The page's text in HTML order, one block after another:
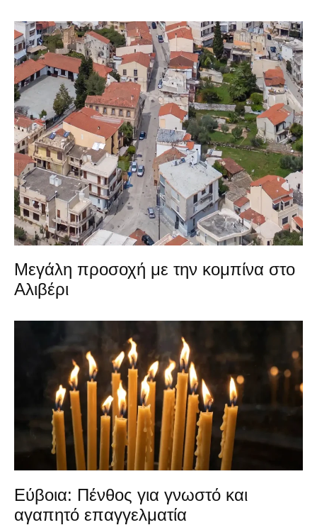
Μεγάλη προσοχή με την κομπίνα στο
Αλιβέρι
Εύβοια: Πένθος για γνωστό και
αγαπητό επαγγελματία